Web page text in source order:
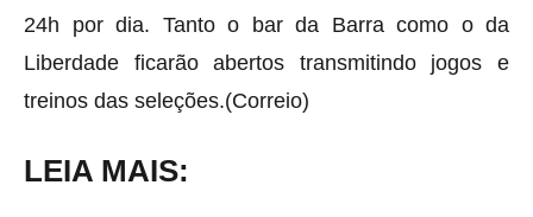
24h por dia. Tanto o bar da Barra como o da
Liberdade ficarão abertos transmitindo jogos e
treinos das seleções.(Correio)
LEIA MAIS: